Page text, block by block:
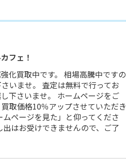
フェ！
化買取中です。 相場高騰中ですの
いませ。 査定は無料で行ってお
下さいませ。 ホームページをご
取価格10％アップさせていただき
ページを見た」と仰ってくださ
はお受けできませんので、ご了